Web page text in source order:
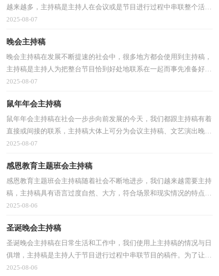
越来越多，主持稿是主持人在会议或是节目进行过程中串联整个活动
的书面性稿件。你知道主持稿怎样才能写的好吗？以...
2025-08-07
晚会主持稿
晚会主持稿在发展不断提速的社会中，很多地方都会使用到主持稿，
主持稿是主持人为把整台节目恰到好处地联系在一起而事先准备好的
稿子。那要怎么写好主持稿呢？下面是小编收集整理...
2025-08-07
鼠年年会主持稿
鼠年年会主持稿在社会一步步向前发展的今天，我们都跟主持稿有着
直接或间接的联系，主持稿大体上可分为会议主持稿、文艺演出晚会
主持稿、赛事活动主持稿、节庆活动主持稿、婚庆...
2025-08-07
感恩教育主题班会主持稿
感恩教育主题班会主持稿随着社会不断地进步，我们越来越需要主持
稿，主持稿具有语言过度自然、大方，符合场景和现实情况的特点。
你写主持稿时总是无从下笔？以下是小编收集整理的感...
2025-08-06
圣诞晚会主持稿
圣诞晚会主持稿在日常生活和工作中，我们使用上主持稿的情况与日
俱增，主持稿是主持人于节目进行过程中串联节目的稿件。为了让您
在写主持稿时更加简单方便，下面是小编精心整理的...
2025-08-06